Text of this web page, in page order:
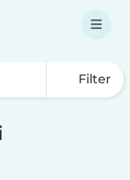
Filter